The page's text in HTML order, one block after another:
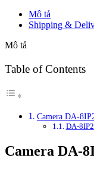
Mô tả
Shipping &
Mô tả
Table of Contents
Camera DA-
DA-
Camera DA-